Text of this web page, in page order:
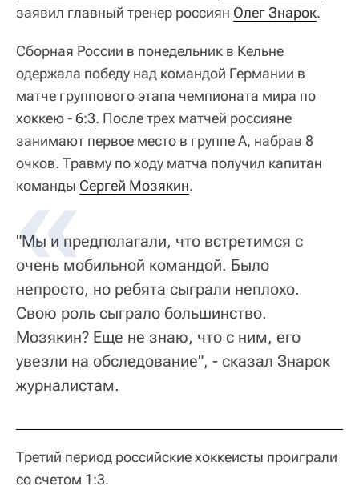
заявил главный тренер россиян Олег Знарок.
Сборная России в понедельник в Кельне
одержала победу над командой Германии в
матче группового этапа чемпионата мира по
хоккею -6:3. После трех матчей россияне
занимают первое место в группе А, набрав 8
очков. Травму по ходу матча получил капитан
команды Сергей Мозякин.
"Мы и предполагали, что встретимся с
очень мобильной командой. Было
непросто, но ребята сыграли неплохо.
Свою роль сыграло большинство.
Мозякин? Еще не знаю, что с ним, его
увезли на обследование", - сказал Знарок
журналистам.
Третий период российские хоккеисты проиграли
со счетом 1:3.